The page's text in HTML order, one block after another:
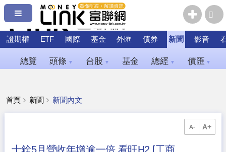
證期權 ETF 國際 基金 外匯 債券 新聞 影音
總覽 頭條 ▼ 台股 ▼ 基金 總經 ▼ 債匯 ▼
首頁 新聞 新聞內文
A- A+
十銓5月營收年增逾一倍 看旺H2 [工商